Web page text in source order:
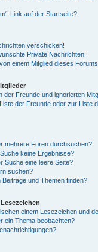
Link auf der Startseite?
verschicken!
Private Nachrichten!
einem Mitglied dieses
der Freunde und ignorierten
der Freunde oder zur Liste
mehrere Foren durchsuchen?
keine Ergebnisse?
Suche eine leere Seite?
suchen?
und Themen finden?
einem Lesezeichen und
ein Thema beobachten?